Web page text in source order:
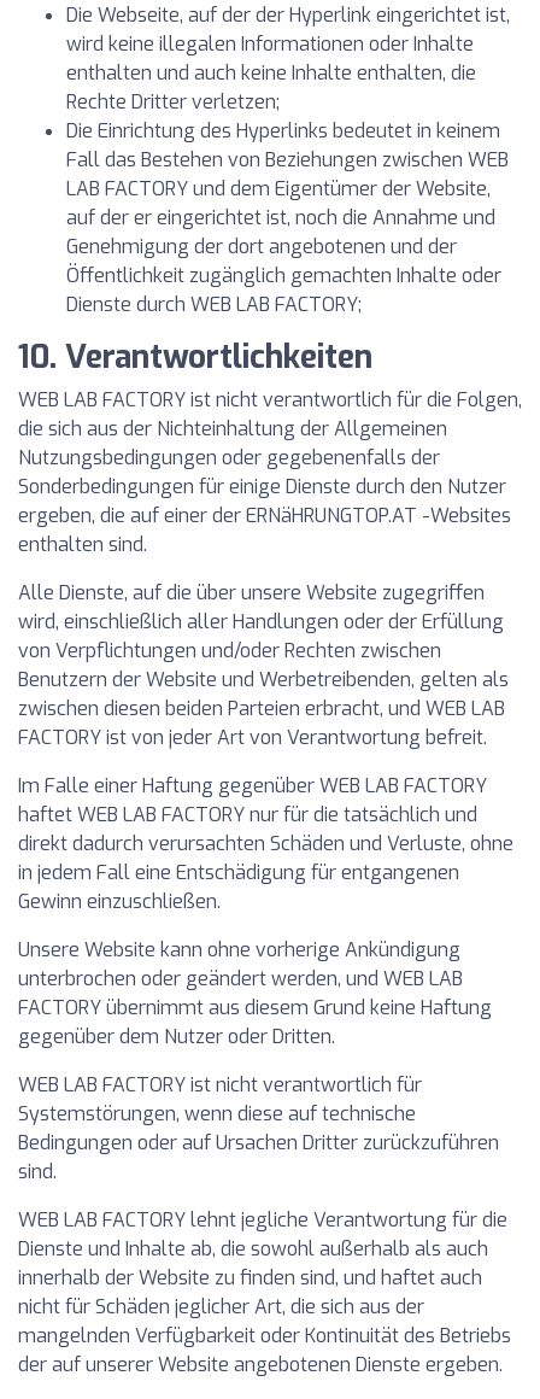
Die Webseite, auf der der Hyperlink eingerichtet ist,
wird keine illegalen Informationen oder Inhalte
enthalten und auch keine Inhalte enthalten, die
Rechte Dritter verletzen;
Die Einrichtung des Hyperlinks bedeutet in keinem
Fall das Bestehen von Beziehungen zwischen WEB
LAB FACTORY und dem Eigentümer der Website,
auf der er eingerichtet ist, noch die Annahme und
Genehmigung der dort angebotenen und der
Öffentlichkeit zugänglich gemachten Inhalte oder
Dienste durch WEB LAB FACTORY;
10. Verantwortlichkeiten
WEB LAB FACTORY ist nicht verantwortlich für die Folgen,
die sich aus der Nichteinhaltung der Allgemeinen
Nutzungsbedingungen oder gegebenenfalls der
Sonderbedingungen für einige Dienste durch den Nutzer
ergeben, die auf einer der ERNäHRUNGTOP.AT -Websites
enthalten sind.
Alle Dienste, auf die über unsere Website zugegriffen
wird, einschließlich aller Handlungen oder der Erfüllung
von Verpflichtungen und/oder Rechten zwischen
Benutzern der Website und Werbetreibenden, gelten als
zwischen diesen beiden Parteien erbracht, und WEB LAB
FACTORY ist von jeder Art von Verantwortung befreit.
Im Falle einer Haftung gegenüber WEB LAB FACTORY
haftet WEB LAB FACTORY nur für die tatsächlich und
direkt dadurch verursachten Schäden und Verluste, ohne
in jedem Fall eine Entschädigung für entgangenen
Gewinn einzuschließen.
Unsere Website kann ohne vorherige Ankündigung
unterbrochen oder geändert werden, und WEB LAB
FACTORY übernimmt aus diesem Grund keine Haftung
gegenüber dem Nutzer oder Dritten.
WEB LAB FACTORY ist nicht verantwortlich für
Systemstörungen, wenn diese auf technische
Bedingungen oder auf Ursachen Dritter zurückzuführen
sind.
WEB LAB FACTORY lehnt jegliche Verantwortung für die
Dienste und Inhalte ab, die sowohl außerhalb als auch
innerhalb der Website zu finden sind, und haftet auch
nicht für Schäden jeglicher Art, die sich aus der
mangelnden Verfügbarkeit oder Kontinuität des Betriebs
der auf unserer Website angebotenen Dienste ergeben.